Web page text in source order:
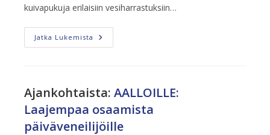
kuivapukuja erilaisiin vesiharrastuksiin…
Jatka Lukemista Suomalainen
Veneala
Ajankohtaista: AALLOILLE:
Laajempaa osaamista
päiväveneilijöille